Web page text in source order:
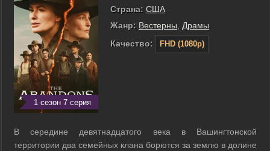
1 сезон 7 серия
Страна: США
Жанр: Вестерны
Драмы
Качество:
FHD (1080p)
В середине девятнадцатого века в Вашингтонской
территории два семейных клана борются за землю в долине